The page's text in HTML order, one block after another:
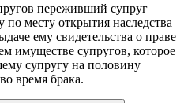
переживший супруг
по месту открытия наследства
ему свидетельства о праве
имуществе супругов, которое
супругу на половину
время брака.